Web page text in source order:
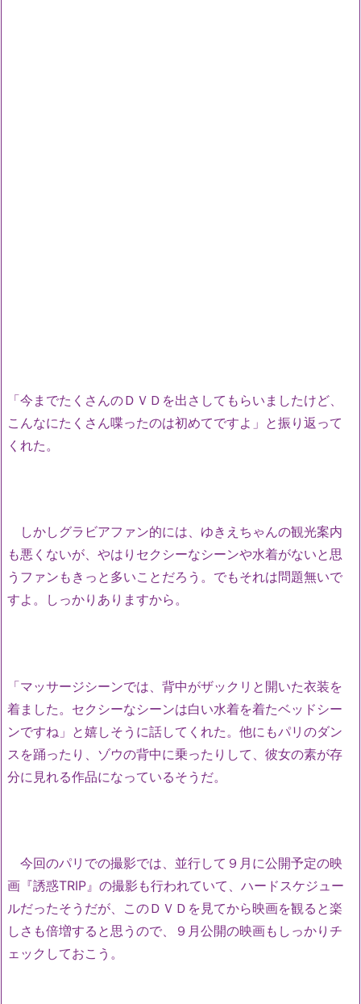
「今までたくさんのＤＶＤを出さしてもらいましたけど、
こんなにたくさん喋ったのは初めてですよ」と振り返って
くれた。
しかしグラビアファン的には、ゆきえちゃんの観光案内
も悪くないが、やはりセクシーなシーンや水着がないと思
うファンもきっと多いことだろう。でもそれは問題無いで
すよ。しっかりありますから。
「マッサージシーンでは、背中がザックリと開いた衣装を
着ました。セクシーなシーンは白い水着を着たベッドシー
ンですね」と嬉しそうに話してくれた。他にもパリのダン
スを踊ったり、ゾウの背中に乗ったりして、彼女の素が存
分に見れる作品になっているそうだ。
今回のパリでの撮影では、並行して９月に公開予定の映
画『誘惑TRIP』の撮影も行われていて、ハードスケジュー
ルだったそうだが、このＤＶＤを見てから映画を観ると楽
しさも倍増すると思うので、９月公開の映画もしっかりチ
ェックしておこう。